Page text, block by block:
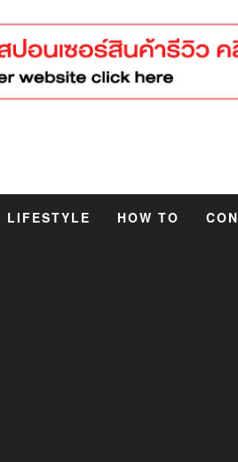
LIFESTYLE HOW TO